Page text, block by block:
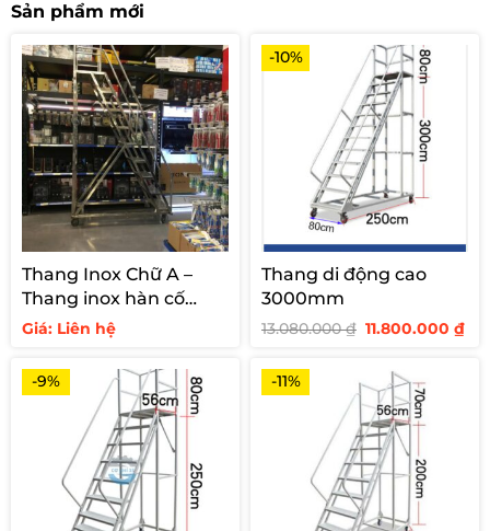
Sản phẩm mới
Thang Inox Chữ A –
Thang inox hàn cố
định cho siêu thị
Giá: Liên hệ
-10%
Thang di động cao
3000mm
13.080.000₫ Giá
13.080.000 ₫.
11.800.000₫Giá
-9% -11%